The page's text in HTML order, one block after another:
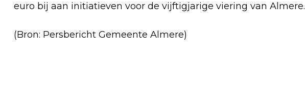
euro bij aan initiatieven voor de vijftigjarige viering van Almere.
(Bron: Persbericht Gemeente Almere)